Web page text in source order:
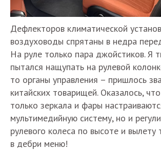
Дефлекторов климатической
воздуховоды спрятаны в недра
На руле только пара джойстиков. Я
пытался нащупать на рулевой
то органы управления – пришлось
китайских товарищей. Оказалось,
только зеркала и фары
мультимедийную систему, но и
рулевого колеса по высоте и вылету
в дебри меню!